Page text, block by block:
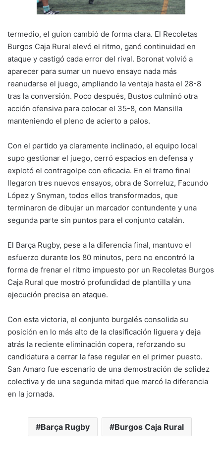
termedio, el guion cambió de forma clara. El Recoletas
Burgos Caja Rural elevó el ritmo, ganó continuidad en
ataque y castigó cada error del rival. Boronat volvió a
aparecer para sumar un nuevo ensayo nada más
reanudarse el juego, ampliando la ventaja hasta el 28-8
tras la conversión. Poco después, Bustos culminó otra
acción ofensiva para colocar el 35-8, con Mansilla
manteniendo el pleno de acierto a palos.
Con el partido ya claramente inclinado, el equipo local
supo gestionar el juego, cerró espacios en defensa y
explotó el contragolpe con eficacia. En el tramo final
llegaron tres nuevos ensayos, obra de Sorreluz, Facundo
López y Snyman, todos ellos transformados, que
terminaron de dibujar un marcador contundente y una
segunda parte sin puntos para el conjunto catalán.
El Barça Rugby, pese a la diferencia final, mantuvo el
esfuerzo durante los 80 minutos, pero no encontró la
forma de frenar el ritmo impuesto por un Recoletas Burgos
Caja Rural que mostró profundidad de plantilla y una
ejecución precisa en ataque.
Con esta victoria, el conjunto burgalés consolida su
posición en lo más alto de la clasificación liguera y deja
atrás la reciente eliminación copera, reforzando su
candidatura a cerrar la fase regular en el primer puesto.
San Amaro fue escenario de una demostración de solidez
colectiva y de una segunda mitad que marcó la diferencia
en la jornada.
Barça Rugby Burgos Caja Rural